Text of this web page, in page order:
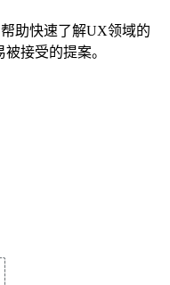
助快速了解UX领域的
接受的提案。